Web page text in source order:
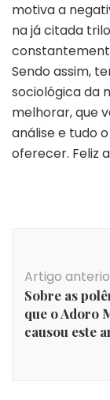
motiva a
na já citada
Sendo assim,
sociológica da
melhorar, que
análise e tudo
oferecer. Feliz
post
Artigo
Sobre as
que o Adoro
causou este